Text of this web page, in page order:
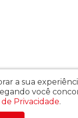
a sua
você
Privacidade.